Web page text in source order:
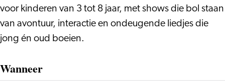
voor kinderen van 3 tot 8 jaar, met shows die bol staan
van avontuur, interactie en ondeugende liedjes die
jong én oud boeien.
Wanneer